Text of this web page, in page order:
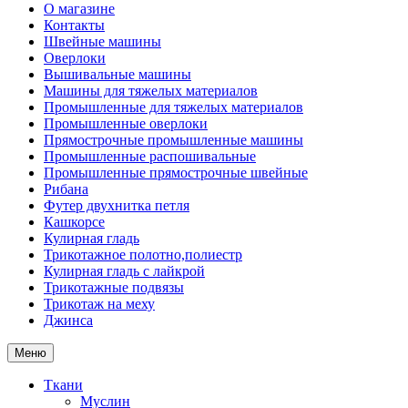
О магазине
Контакты
Швейные машины
Оверлоки
Вышивальные машины
Машины для тяжелых материалов
Промышленные для тяжелых материалов
Промышленные оверлоки
Прямострочные промышленные машины
Промышленные распошивальные
Промышленные прямострочные швейные
Рибана
Футер двухнитка петля
Кашкорсе
Кулирная гладь
Трикотажное полотно,полиестр
Кулирная гладь с лайкрой
Трикотажные подвязы
Трикотаж на меху
Джинса
Меню
Ткани
Муслин